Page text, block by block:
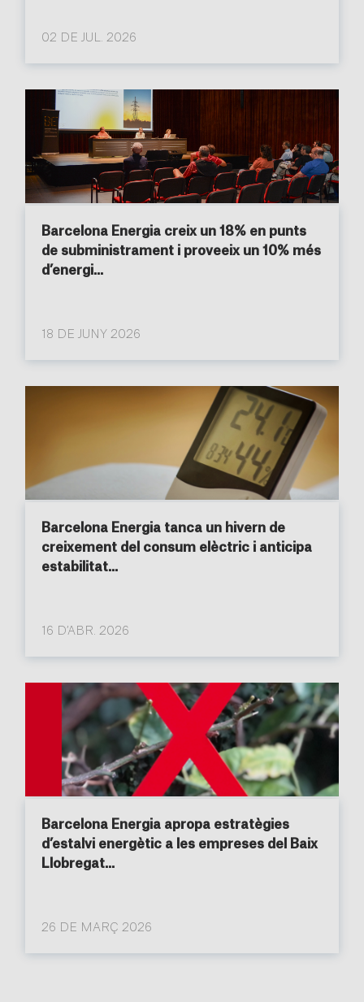
02 DE JUL. 2026
Barcelona Energia creix un 18% en punts
de subministrament i proveeix un 10% més
d’energi...
18 DE JUNY 2026
Barcelona Energia tanca un hivern de
creixement del consum elèctric i anticipa
estabilitat...
16 D’ABR. 2026
Barcelona Energia apropa estratègies
d’estalvi energètic a les empreses del Baix
Llobregat...
26 DE MARÇ 2026